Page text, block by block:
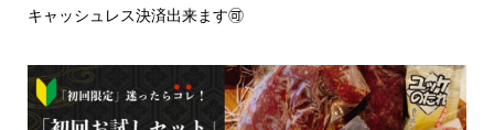
キャッシュレス決済出来ます🉑